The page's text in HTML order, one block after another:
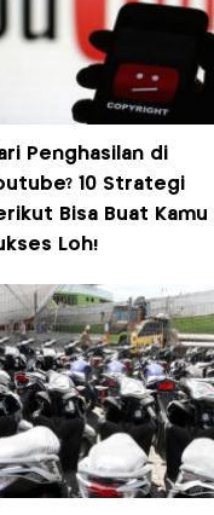
Penghasilan di
10 Strategi
Bisa Buat Kamu
Loh!